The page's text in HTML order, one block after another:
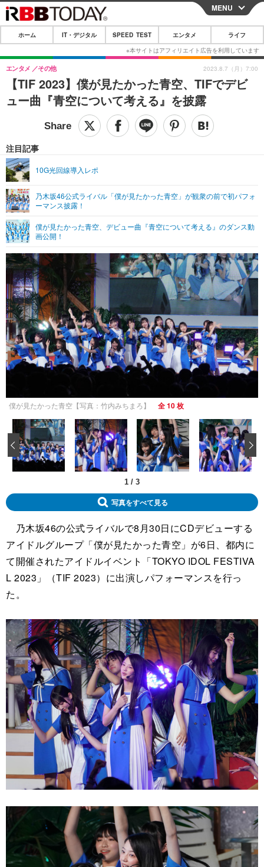
CLOSE
ホーム
IT・デジタル
IT・デジタルTOP スマートフォン
ガジェット・ツール
ショッピング その他
SPEED TEST
エンタメTOP 映画・ドラマ
グラビア
ショッピング その他
ライフTOP
その他
リリース一覧
プッシュ通知の停止方法
MENU
ホーム IT・デジタル SPEED TEST エンタメ ライフ
【TIF 2023】僕が見たかった青空、TIFでデビ
ュー曲『青空について考える』を披露
エンタメ その他
注目記事
10G光回線導入レポ
乃木坂46公式ライバル「僕が見たかった青空」が観衆の前で初パフォ
ーマンス披露！
僕が見たかった青空、デビュー曲『青空について考える』のダンス動
画公開！
2023.8.7（月）7:00
僕が見たかった青空【写真：竹内みちまろ】 全 10 枚
1 / 3
‹
写真をすべて見る
乃木坂46の公式ライバルで8月30日にCDデビューする
アイドルグループ「僕が見たかった青空」が6日、都内に
て開催されたアイドルイベント 「TOKYO IDOL FESTIVA
L 2023」（TIF 2023）に出演しパフォーマンスを行っ
た。